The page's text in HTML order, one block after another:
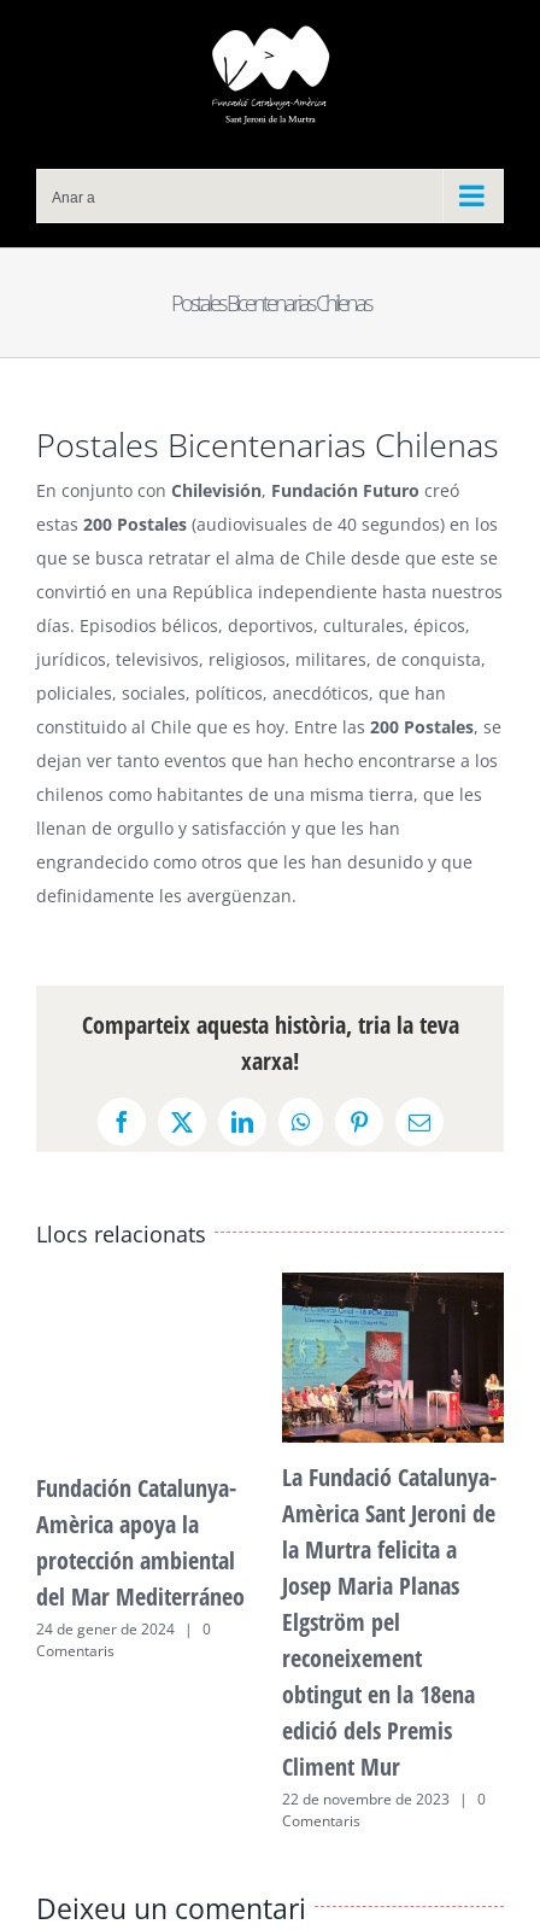
Anar a
Postales Bicentenarias Chilenas
Postales Bicentenarias Chilenas
En conjunto con Chilevisión, Fundación Futuro creó
estas 200 Postales (audiovisuales de 40 segundos) en los
que se busca retratar el alma de Chile desde que este se
convirtió en una República independiente hasta nuestros
días. Episodios bélicos, deportivos, culturales, épicos,
jurídicos, televisivos, religiosos, militares, de conquista,
policiales, sociales, políticos, anecdóticos, que han
constituido al Chile que es hoy. Entre las 200 Postales, se
dejan ver tanto eventos que han hecho encontrarse a los
chilenos como habitantes de una misma tierra, que les
llenan de orgullo y satisfacción y que les han
engrandecido como otros que les han desunido y que
definidamente les avergüenzan.
Comparteix aquesta història, tria la teva
xarxa!
Facebook
X LinkedInWhatsAppPinterestEmail:
Llocs relacionats
Fundación Catalunya-
Amèrica apoya la
protección ambiental
del Mar Mediterráneo
24 de gener de 2024 |
0
Comentaris
La Fundació Catalunya-
Amèrica Sant Jeroni de
la Murtra felicita a
Josep Maria Planas
Elgström pel
reconeixement
obtingut en la 18ena
edició dels Premis
Climent Mur
22 de novembre de 2023 |
0
Comentaris
Deixeu un comentari